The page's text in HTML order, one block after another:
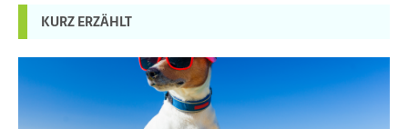
KURZ ERZÄHLT